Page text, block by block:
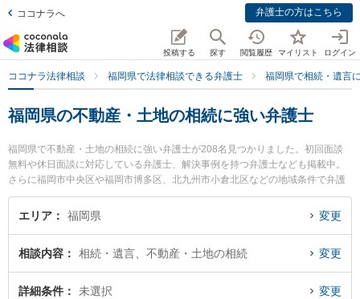
ココナラへ 弁護士の方はこちら
投稿する 探す 閲覧履歴 マイリスト ログイン
ココナラ法律相談 福岡県で法律相談できる弁護士 福岡県で相続・遺言
福岡県の不動産・土地の相続に強い弁護士
福岡県で不動産・土地の相続に強い弁護士が208名見つかりました。初回面談
無料や休日面談に対応している弁護士、解決事例を持つ弁護士なども掲載中。
さらに福岡市中央区や福岡市博多区、北九州市小倉北区などの地域条件で弁護
士を絞り込めます。相続・遺言に関係する家族間の相続トラブルや認知症の相
続、遺産分割等の細かな分野での絞り込み検索もでき便利です。特に福岡つむ
報や弁護士費用、強みなどが注目されています。『福岡県で土日や夜間に発生
した不動産・土地の相続のトラブルを今すぐに弁護士に相談したい』『不動
産・土地の相続のトラブル解決の実績豊富な近くの弁護士を検索したい』『初
エリア 福岡県 変更
相談内容 相続・遺言、不動産・土地の相続 変更
詳細条件 未選択 変更